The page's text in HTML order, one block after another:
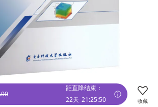
距直降结束：
22天 21:25:50 收藏